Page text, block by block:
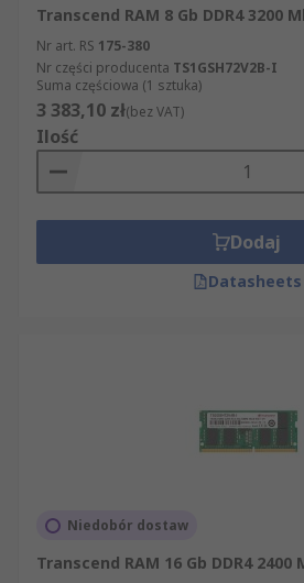
Transcend RAM 8 Gb DDR4 3200
Nr art. RS 175-380
Nr części producenta TS1GSH72V2B-I
Suma częściowa (1 sztuka)
3 383,10 zł(bez VAT)
Ilość
Dodaj
Datasheets
Niedobór dostaw
Transcend RAM 16 Gb DDR4